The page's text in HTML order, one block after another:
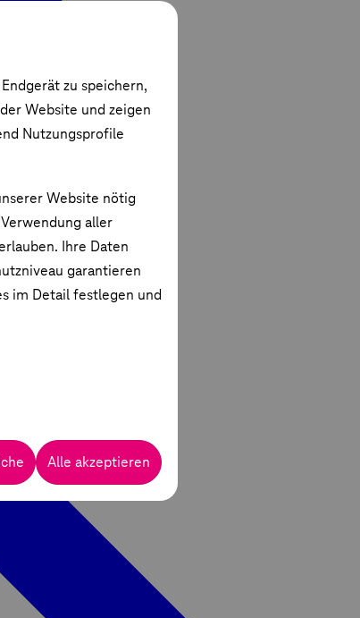
zu speichern,
Website und zeigen
Nutzungsprofile
Website nötig
aller
Ihre Daten
garantieren
im Detail festlegen und
Alle akzeptieren